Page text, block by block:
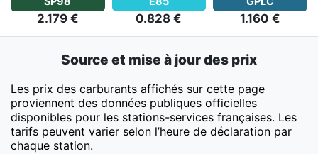
2.179 € 0.828 € 1.160 €
Source et mise à jour des prix
Les prix des carburants affichés sur cette page
proviennent des données publiques officielles
disponibles pour les stations-services françaises. Les
tarifs peuvent varier selon l’heure de déclaration par
chaque station.